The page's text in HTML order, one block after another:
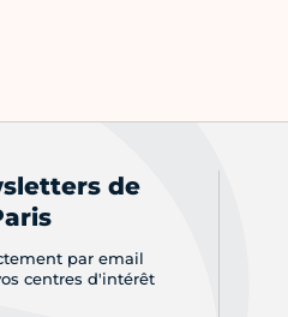
de
par email
centres d'intérêt